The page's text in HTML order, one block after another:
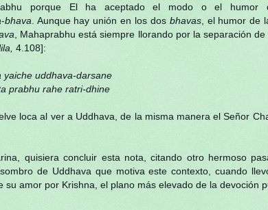
porque El ha aceptado el modo o el humor
-bhava . Aunque hay unión en los dos bhavas, el humor de
, Mahaprabhu está siempre llorando por la separación
4.108]:
uddhava-darsane
rahe ratri-dhine
loca al ver a Uddhava, de la misma manera el Señor
quisiera concluir esta nota, citando otro hermoso
de Uddhava que motiva este contexto, cuando
su amor por Krishna, el plano más elevado de la devoción